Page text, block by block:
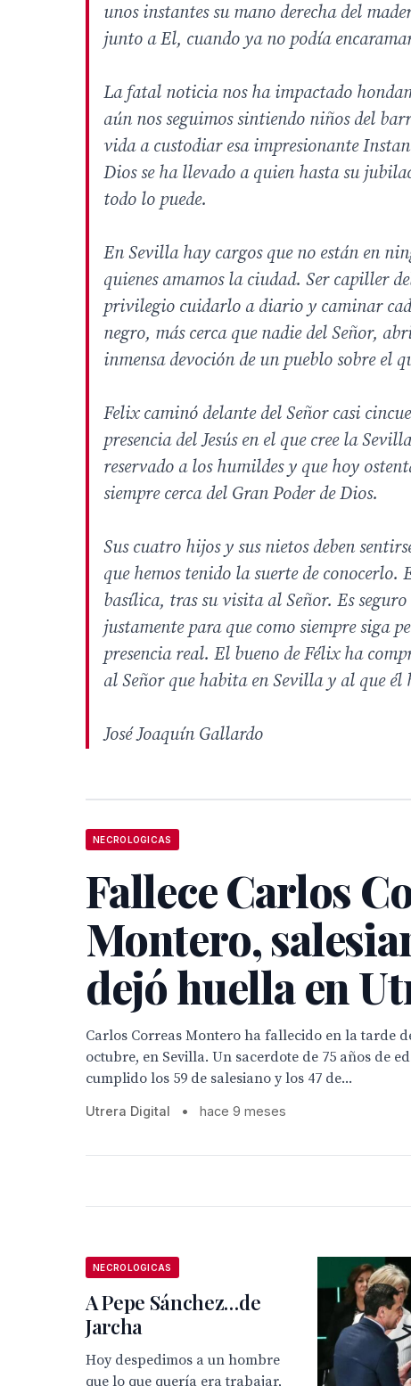
unos instantes su mano derecha del
junto a El, cuando ya no podía
La fatal noticia nos ha impactado
aún nos seguimos sintiendo niños del
vida a custodiar esa impresionante
Dios se ha llevado a quien hasta su
todo lo puede.
En Sevilla hay cargos que no están en
quienes amamos la ciudad. Ser capiller
privilegio cuidarlo a diario y caminar
negro, más cerca que nadie del Señor,
inmensa devoción de un pueblo sobre el
Felix caminó delante del Señor casi
presencia del Jesús en el que cree la
reservado a los humildes y que hoy
siempre cerca del Gran Poder de Dios.
Sus cuatro hijos y sus nietos deben
que hemos tenido la suerte de
basílica, tras su visita al Señor. Es
justamente para que como siempre siga
presencia real. El bueno de Félix ha
al Señor que habita en Sevilla y al que
José Joaquín Gallardo
NECROLOGICAS
Fallece Carlos
Montero,
dejó huella en
Carlos Correas Montero ha fallecido en la tarde
octubre, en Sevilla. Un sacerdote de 75 años de
cumplido los 59 de salesiano y los 47 de...
Utrera Digital • hace 9 meses
NECROLOGICAS
A Pepe Sánchez…de
Jarcha
Hoy despedimos a un hombre
que lo que quería era trabajar,